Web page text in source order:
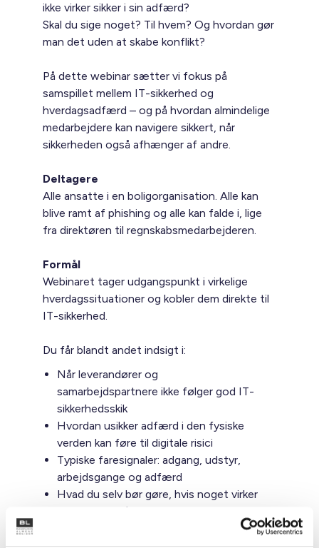
ikke virker sikker i sin adfærd?
Skal du sige noget? Til hvem? Og hvordan gør
man det uden at skabe konflikt?
På dette webinar sætter vi fokus på
samspillet mellem IT-sikkerhed og
hverdagsadfærd – og på hvordan almindelige
medarbejdere kan navigere sikkert, når
sikkerheden også afhænger af andre.
Deltagere
Alle ansatte i en boligorganisation. Alle kan
blive ramt af phishing og alle kan falde i, lige
fra direktøren til regnskabsmedarbejderen.
Formål
Webinaret tager udgangspunkt i virkelige
hverdagssituationer og kobler dem direkte til
IT-sikkerhed.
Du får blandt andet indsigt i:
Når leverandører og
samarbejdspartnere ikke følger god IT-
sikkerhedsskik
Hvordan usikker adfærd i den fysiske
verden kan føre til digitale risici
Typiske faresignaler: adgang, udstyr,
arbejdsgange og adfærd
Hvad du selv bør gøre, hvis noget virker
forkert – også uden teknisk viden